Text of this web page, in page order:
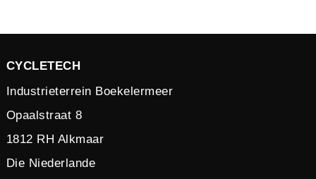
CYCLETECH
Industrieterrein Boekelermeer
Opaalstraat 8
1812 RH Alkmaar
Die Niederlande